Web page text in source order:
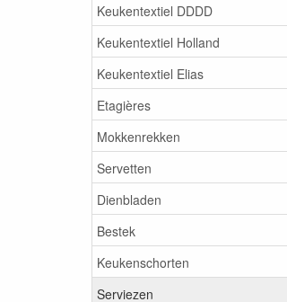
Keukentextiel DDDD
Keukentextiel Holland
Keukentextiel Elias
Etagières
Mokkenrekken
Servetten
Dienbladen
Bestek
Keukenschorten
Serviezen